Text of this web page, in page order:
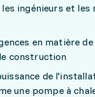
ingénieurs et
en matière
construction
de
une pompe à